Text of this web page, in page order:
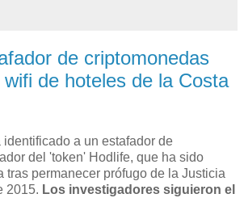
de criptomonedas
de hoteles de la Costa
identificado a un estafador de
del 'token' Hodlife, que ha sido
tras permanecer prófugo de la Justicia
2015. Los investigadores siguieron el